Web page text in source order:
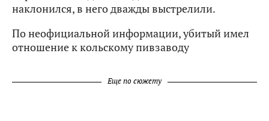
наклонился, в него дважды выстрелили.
По неофициальной информации, убитый имел
отношение к кольскому пивзаводу
Еще по сюжету